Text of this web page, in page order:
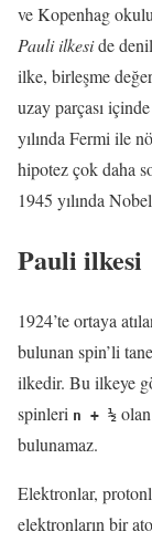
ve Kopenhag
Pauli ilkeside
ilke, birleşme
uzay parçası
yılında Fermi ile
hipotez çok daha
1945 yılında
Pauli ilkesi
1924’te ortaya
bulunan spin’li
ilkedir. Bu ilkeye
spinleri n + ½
bulunamaz.
Elektronlar,
elektronların bir